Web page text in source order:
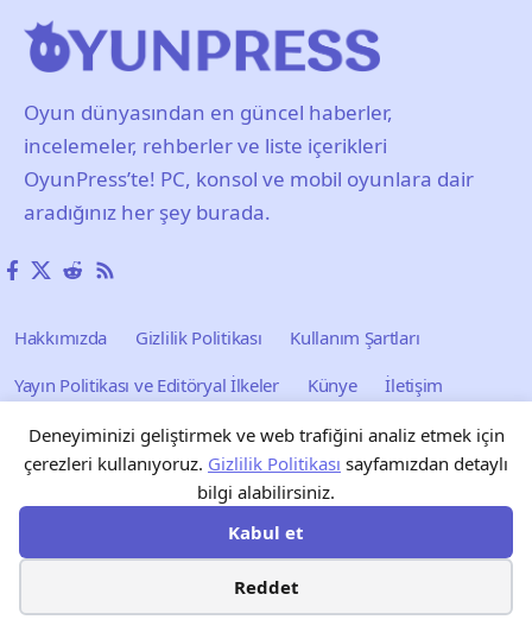
Deneyiminizi geliştirmek ve web trafiğini analiz etmek için
çerezleri kullanıyoruz. Gizlilik Politikası sayfamızdan detaylı
bilgi alabilirsiniz.
Kabul et
Reddet
Oyun dünyasından en güncel haberler,
incelemeler, rehberler ve liste içerikleri
OyunPress’te! PC, konsol ve mobil oyunlara dair
aradığınız her şey burada.
Hakkımızda Gizlilik Politikası
Kullanım Şartları
Yayın Politikası ve Editöryal İlkeler
Künye
İletişim
Reklam
Blog Forum Tarayıcı Oyunları